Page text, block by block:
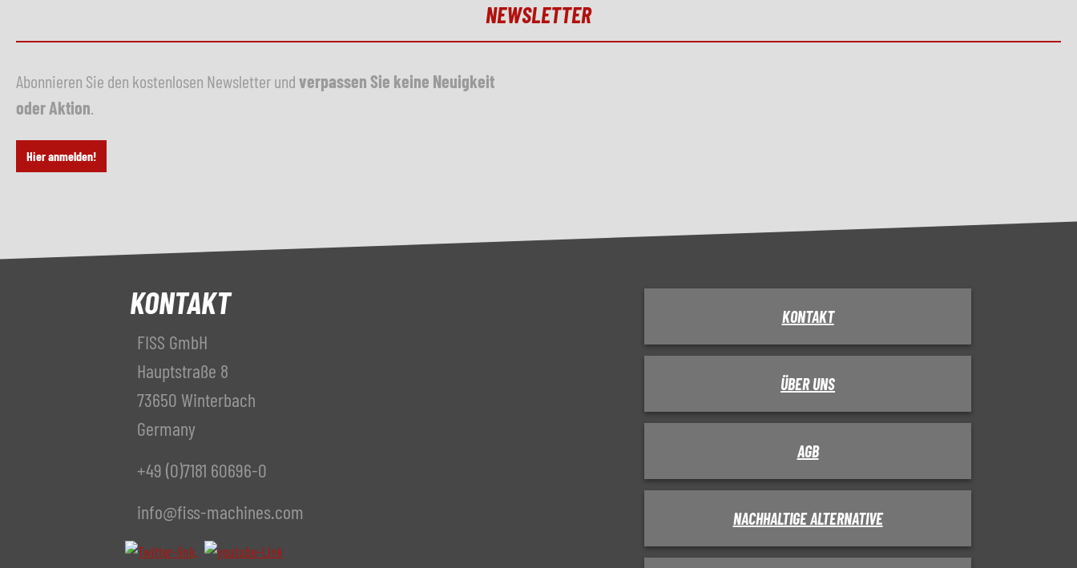
NEWSLETTER
Abonnieren Sie den kostenlosen Newsletter undverpassen Sie keine Neuigkeit
oder Aktion
Hier anmelden!
KONTAKT
FISS GmbH
Hauptstraße 8
73650 Winterbach
Germany
+49 (0)7181 60696-0
info@fiss-machines.com
KONTAKT
ÜBER UNS
AGB
NACHHALTIGE ALTERNATIVE